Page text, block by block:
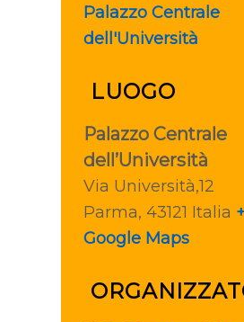
Palazzo Centrale
dell'Università
LUOGO
Palazzo Centrale
dell’Università
Via Università,12
Parma, 43121 Italia
Google Maps